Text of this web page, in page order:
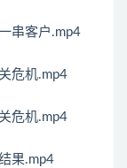
串客户.mp4
危机.mp4
危机.mp4
果.mp4